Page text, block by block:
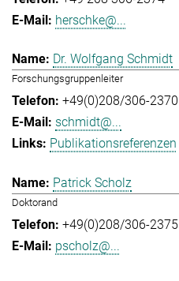
herschke@...
Dr. Wolfgang Schmidt
Forschungsgruppenleiter
+49(0)208/306-2370
schmidt@...
Publikationsreferenzen
Patrick Scholz
Doktorand
+49(0)208/306-2375
pscholz@...